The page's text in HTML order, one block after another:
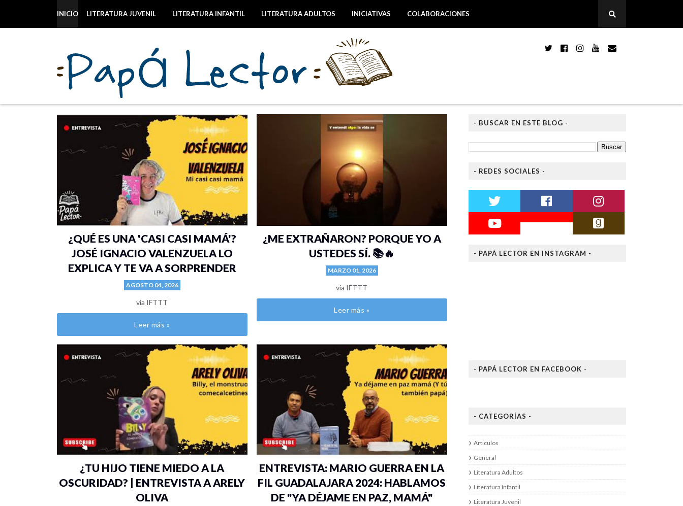
INICIO LITERATURA JUVENIL LITERATURA INFANTIL LITERATURA ADULTOS INICIATIVAS COLABORACIONES
¿QUÉ ES UNA 'CASI CASI MAMÁ'?
JOSÉ IGNACIO VALENZUELA LO
EXPLICA Y TE VA A SORPRENDER
AGOSTO 04, 2026
via IFTTT
Leer más »
¿ME EXTRAÑARON? PORQUE YO A
USTEDES SÍ. 📚🔥
MARZO 01, 2026
via IFTTT
Leer más »
¿TU HIJO TIENE MIEDO A LA
OSCURIDAD? | ENTREVISTA A ARELY
OLIVA
ENTREVISTA: MARIO GUERRA EN LA
FIL GUADALAJARA 2024: HABLAMOS
DE "YA DÉJAME EN PAZ, MAMÁ"
- BUSCAR EN ESTE BLOG -
- REDES SOCIALES -
- PAPÁ LECTOR EN INSTAGRAM -
- PAPÁ LECTOR EN FACEBOOK -
- CATEGORÍAS -
Articulos
General
Literatura Adultos
Literatura Infantil
Literatura Juvenil